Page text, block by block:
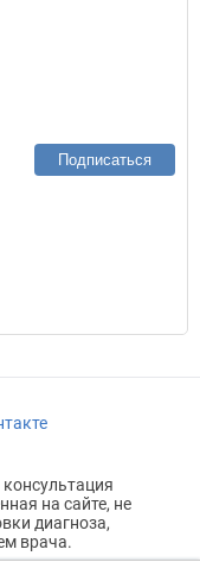
Подписаться
на сайте, не
диагноза,
врача.